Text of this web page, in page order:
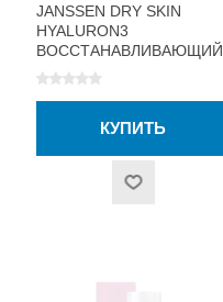
JANSSEN DRY SKIN
HYALURON3
ВОССТАНАВЛИВАЮЩИЙ
КРЕМ 50МЛ